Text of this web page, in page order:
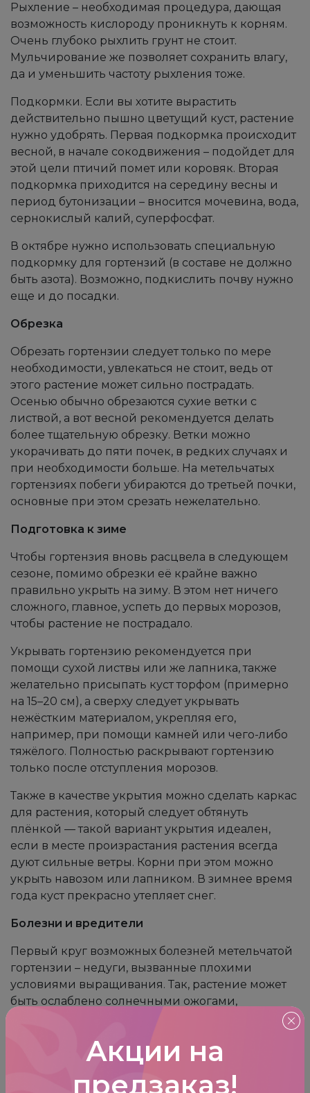
Акции на
предзаказ!
Рыхление – необходимая процедура, дающая
возможность кислороду проникнуть к корням.
Очень глубоко рыхлить грунт не стоит.
Мульчирование же позволяет сохранить влагу,
да и уменьшить частоту рыхления тоже.
Подкормки. Если вы хотите вырастить
действительно пышно цветущий куст, растение
нужно удобрять. Первая подкормка происходит
весной, в начале сокодвижения – подойдет для
этой цели птичий помет или коровяк. Вторая
подкормка приходится на середину весны и
период бутонизации – вносится мочевина, вода,
сернокислый калий, суперфосфат.
В октябре нужно использовать специальную
подкормку для гортензий (в составе не должно
быть азота). Возможно, подкислить почву нужно
еще и до посадки.
Обрезка
Обрезать гортензии следует только по мере
необходимости, увлекаться не стоит, ведь от
этого растение может сильно пострадать.
Осенью обычно обрезаются сухие ветки с
листвой, а вот весной рекомендуется делать
более тщательную обрезку. Ветки можно
укорачивать до пяти почек, в редких случаях и
при необходимости больше. На метельчатых
гортензиях побеги убираются до третьей почки,
основные при этом срезать нежелательно.
Подготовка к зиме
Чтобы гортензия вновь расцвела в следующем
сезоне, помимо обрезки её крайне важно
правильно укрыть на зиму. В этом нет ничего
сложного, главное, успеть до первых морозов,
чтобы растение не пострадало.
Укрывать гортензию рекомендуется при
помощи сухой листвы или же лапника, также
желательно присыпать куст торфом (примерно
на 15–20 см), а сверху следует укрывать
нежёстким материалом, укрепляя его,
например, при помощи камней или чего-либо
тяжёлого. Полностью раскрывают гортензию
только после отступления морозов.
Также в качестве укрытия можно сделать каркас
для растения, который следует обтянуть
плёнкой — такой вариант укрытия идеален,
если в месте произрастания растения всегда
дуют сильные ветры. Корни при этом можно
укрыть навозом или лапником. В зимнее время
года куст прекрасно утепляет снег.
Болезни и вредители
Первый круг возможных болезней метельчатой
гортензии – недуги, вызванные плохими
условиями выращивания. Так, растение может
быть ослаблено солнечными ожогами,
дефицитом или избытком воды, недостаточным
– может возникнуть из-за нехватки
железа в почве или избытка извести.